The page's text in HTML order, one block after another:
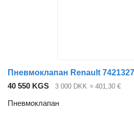
Пневмоклапан Renault
40 550 KGS
3 000 DKK ≈ 401,30 €
Пневмоклапан